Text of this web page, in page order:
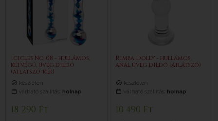
Icicles No. 08 - hullámos,
kétvégű, üveg dildó
(átlátszó-kék)
készleten
várható szállítás: holnap
18 290 Ft
Rimba Dolly - hullámos,
anál üveg dildó (átlátszó)
készleten
várható szállítás: holnap
10 490 Ft